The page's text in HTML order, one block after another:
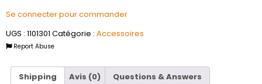
Se connecter pour commander
UGS : 1101301 Catégorie : Accessoires
Report Abuse
Shipping Avis (0)
Questions & Answers